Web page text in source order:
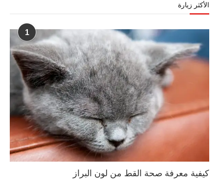
الأكثر زيارة
1
كيفية معرفة صحة القط من لون البراز